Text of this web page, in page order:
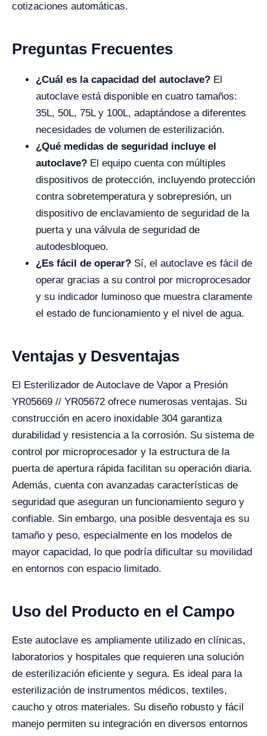
cotizaciones automáticas.
Preguntas Frecuentes
¿Cuál es la capacidad del autoclave? El
autoclave está disponible en cuatro tamaños:
35L, 50L, 75L y 100L, adaptándose a diferentes
necesidades de volumen de esterilización.
¿Qué medidas de seguridad incluye el
autoclave? El equipo cuenta con múltiples
dispositivos de protección, incluyendo protección
contra sobretemperatura y sobrepresión, un
dispositivo de enclavamiento de seguridad de la
puerta y una válvula de seguridad de
autodesbloqueo.
¿Es fácil de operar? Sí, el autoclave es fácil de
operar gracias a su control por microprocesador
y su indicador luminoso que muestra claramente
el estado de funcionamiento y el nivel de agua.
Ventajas y Desventajas
El Esterilizador de Autoclave de Vapor a Presión
YR05669 // YR05672 ofrece numerosas ventajas. Su
construcción en acero inoxidable 304 garantiza
durabilidad y resistencia a la corrosión. Su sistema de
control por microprocesador y la estructura de la
puerta de apertura rápida facilitan su operación diaria.
Además, cuenta con avanzadas características de
seguridad que aseguran un funcionamiento seguro y
confiable. Sin embargo, una posible desventaja es su
tamaño y peso, especialmente en los modelos de
mayor capacidad, lo que podría dificultar su movilidad
en entornos con espacio limitado.
Uso del Producto en el Campo
Este autoclave es ampliamente utilizado en clínicas,
laboratorios y hospitales que requieren una solución
de esterilización eficiente y segura. Es ideal para la
esterilización de instrumentos médicos, textiles,
caucho y otros materiales. Su diseño robusto y fácil
manejo permiten su integración en diversos entornos